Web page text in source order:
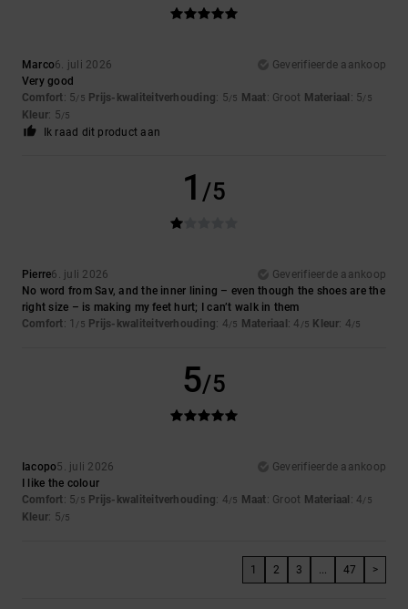
Marco6. juli 2026
Geverifieerde aankoop
Very good
Comfort: 5/5 Prijs-kwaliteitverhouding: 5/5 Maat: Groot Materiaal : 5/5
Kleur: 5/5
Ik raad dit product aan
1 /5
Pierre6. juli 2026
Geverifieerde aankoop
No word from Sav, and the inner lining – even though the shoes are the
right size – is making my feet hurt; I can’t walk in them
Comfort: 1 /5 Prijs-kwaliteitverhouding: 4/5 Materiaal: 4 /5 Kleur: 4/5
5/5
Iacopo5. juli 2026
Geverifieerde aankoop
I like the colour
Comfort: 5/5 Prijs-kwaliteitverhouding: 4/5 Maat: Groot Materiaal : 4/5
Kleur: 5/5
1 2 3 ... 47 >